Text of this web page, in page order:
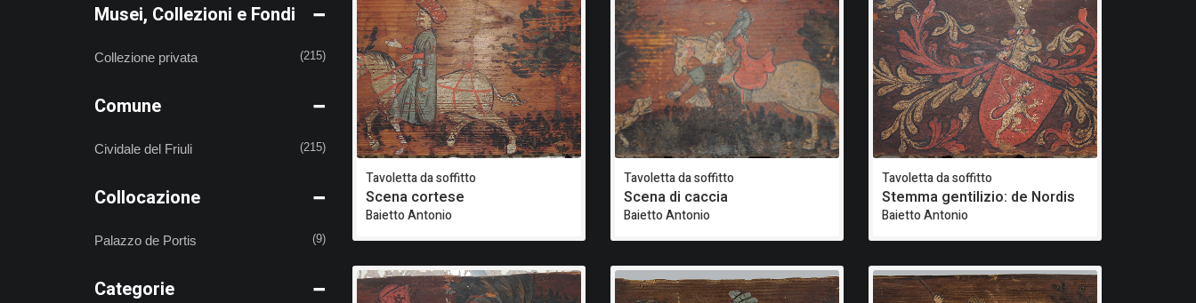
Musei, Collezioni e Fondi
Collezione privata (215)
Comune
Cividale del Friuli (215)
Collocazione
Palazzo de Portis (9)
Categorie
Tavoletta da soffitto
Scena cortese
Baietto Antonio
Tavoletta da soffitto
Scena di caccia
Baietto Antonio
Tavoletta da soffitto
Stemma gentilizio: de Nordis
Baietto Antonio